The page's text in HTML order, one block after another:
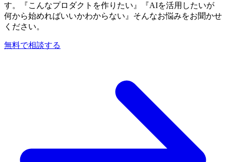
す。『こんなプロダクトを作りたい』『AIを活用したいが
何から始めればいいかわからない』そんなお悩みをお聞かせ
ください。
無料で相談する